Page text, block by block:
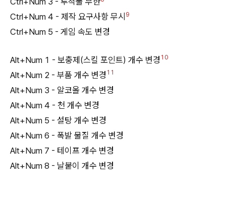
Ctrl+Num 4 - 제작 요구사항 무시 9
Ctrl+Num 5 - 게임 속도 변경
Alt+Num 1 - 보충제(스킬 포인트) 개수 변경 10
Alt+Num 2 - 부품 개수 변경 11
Alt+Num 3 - 알코올 개수 변경
Alt+Num 4 - 천 개수 변경
Alt+Num 5 - 설탕 개수 변경
Alt+Num 6 - 폭발 물질 개수 변경
Alt+Num 7 - 테이프 개수 변경
Alt+Num 8 - 날붙이 개수 변경